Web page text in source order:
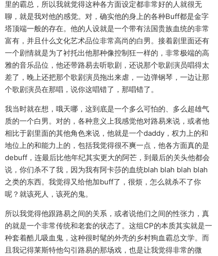
里的霸总，所以我就觉得这种各方面设定都非常好的人就很无
聊，就是我对他的感觉。对，确实他的身上的各种Buff都是金字
塔顶端一般的存在。他的人设就是一个带有法国贵族血统的非常
富有，并且什么文化艺术品位非常高尚的白男。接着剧里面还有
一个剧情就是为了衬托出他那种像控制狂一样的，非常极端的高
雅的音乐品位，他还带路易去听歌剧，还说那个歌剧演员唱得太
差了，晚上还把那个歌剧演员拖出来虐，一边弹钢琴，一边让那
个歌剧演员在那唱，说你这唱错了，那唱错了。
我当时就在想，哦天哪，这到底是一个多么可怕的、多么超雄气
质的一个白男。对的，各种意义上我感觉他对路易来说，或者他
相比于剧里面的其他角色来说，他就是一个daddy，权力上的和
地位上的和能力上的，包括我觉得很不爽一点，他各方面真的是
debuff，连最后比他年纪其实更大的阿芒，到最后的关头他都会
说，你们杀不了我，因为我有阿卡莎的血统blah blah blah blah
之类的东西。我觉得又给他加buff了，很烦，怎么就杀不了你
呢？就该死人，该死的鬼。
所以我觉得他跟路易之间的关系，或者说他们之间的性张力，真
的就是一个非常传统和老套的状态了。这组CP的本质其实就是一
种套着酷儿吸血鬼，这种很时髦的外壳的乡村狗血霸总文学。而
且我记得莱斯特他勾引路易的那场戏，也是让我觉得非常的微